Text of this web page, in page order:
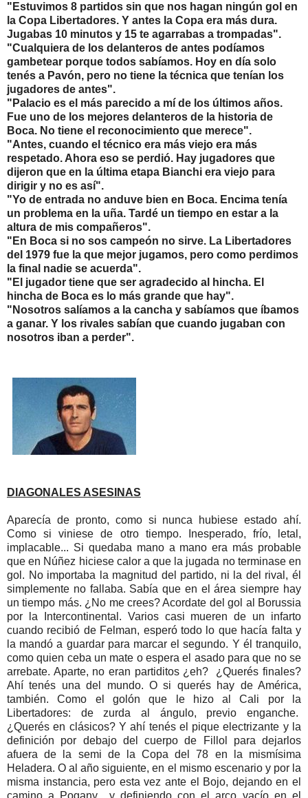
"Estuvimos 8 partidos sin que nos hagan ningún gol en
la Copa Libertadores. Y antes la Copa era más dura.
Jugabas 10 minutos y 15 te agarrabas a trompadas".
"Cualquiera de los delanteros de antes podíamos
gambetear porque todos sabíamos. Hoy en día solo
tenés a Pavón, pero no tiene la técnica que tenían los
jugadores de antes".
"Palacio es el más parecido a mí de los últimos años.
Fue uno de los mejores delanteros de la historia de
Boca. No tiene el reconocimiento que merece".
"Antes, cuando el técnico era más viejo era más
respetado. Ahora eso se perdió. Hay jugadores que
dijeron que en la última etapa Bianchi era viejo para
dirigir y no es así".
"Yo de entrada no anduve bien en Boca. Encima tenía
un problema en la uña. Tardé un tiempo en estar a la
altura de mis compañeros".
"En Boca si no sos campeón no sirve. La Libertadores
del 1979 fue la que mejor jugamos, pero como perdimos
la final nadie se acuerda".
"El jugador tiene que ser agradecido al hincha. El
hincha de Boca es lo más grande que hay".
"Nosotros salíamos a la cancha y sabíamos que íbamos
a ganar. Y los rivales sabían que cuando jugaban con
nosotros iban a perder".
DIAGONALES ASESINAS
Aparecía de pronto, como si nunca hubiese estado ahí.
Como si viniese de otro tiempo. Inesperado, frío, letal,
implacable... Si quedaba mano a mano era más probable
que en Núñez hiciese calor a que la jugada no terminase en
gol. No importaba la magnitud del partido, ni la del rival, él
simplemente no fallaba. Sabía que en el área siempre hay
un tiempo más. ¿No me crees? Acordate del gol al Borussia
por la Intercontinental. Varios casi mueren de un infarto
cuando recibió de Felman, esperó todo lo que hacía falta y
la mandó a guardar para marcar el segundo. Y él tranquilo,
como quien ceba un mate o espera el asado para que no se
arrebate. Aparte, no eran partiditos ¿eh? ¿Querés finales?
Ahí tenés una del mundo. O si querés hay de América,
también. Como el golón que le hizo al Cali por la
Libertadores: de zurda al ángulo, previo enganche.
¿Querés en clásicos? Y ahí tenés el pique electrizante y la
definición por debajo del cuerpo de Fillol para dejarlos
afuera de la semi de la Copa del 78 en la mismísima
Heladera. O al año siguiente, en el mismo escenario y por la
misma instancia, pero esta vez ante el Bojo, dejando en el